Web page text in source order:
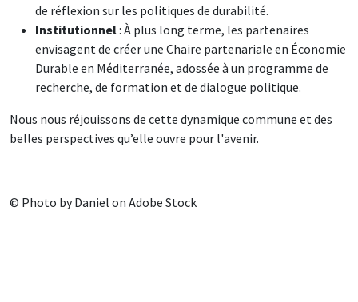
de réflexion sur les politiques de durabilité.
Institutionnel: À plus long terme, les partenaires
envisagent de créer une Chaire partenariale en Économie
Durable en Méditerranée, adossée à un programme de
recherche, de formation et de dialogue politique.
Nous nous réjouissons de cette dynamique commune et des
belles perspectives qu’elle ouvre pour l'avenir.
© Photo by Daniel on Adobe Stock